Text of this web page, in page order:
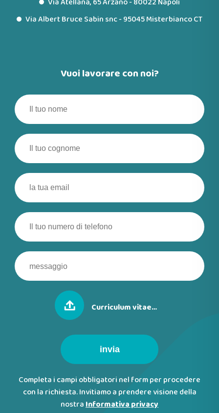
Via Albert Bruce Sabin snc - 95045 Misterbianco CT
Vuoi lavorare con noi?
Curriculum vitae…
invia
Completa i campi obbligatori nel form per procedere
con la richiesta. Invitiamo a prendere visione della
nostraInformativa privacy